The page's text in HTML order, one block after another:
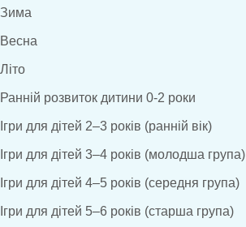
Зима
Весна
Літо
Ранній розвиток дитини 0-2 роки
Ігри для дітей 2–3 років (ранній вік)
Ігри для дітей 3–4 років (молодша група)
Ігри для дітей 4–5 років (середня група)
Ігри для дітей 5–6 років (старша група)